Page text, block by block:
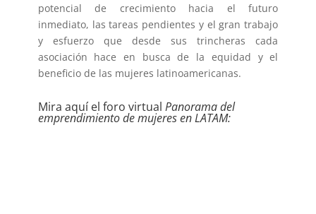
potencial de crecimiento hacia el futuro
inmediato, las tareas pendientes y el gran trabajo
y esfuerzo que desde sus trincheras cada
asociación hace en busca de la equidad y el
beneficio de las mujeres latinoamericanas.
Mira aquí el foro virtual Panorama del
emprendimiento de mujeres en LATAM: